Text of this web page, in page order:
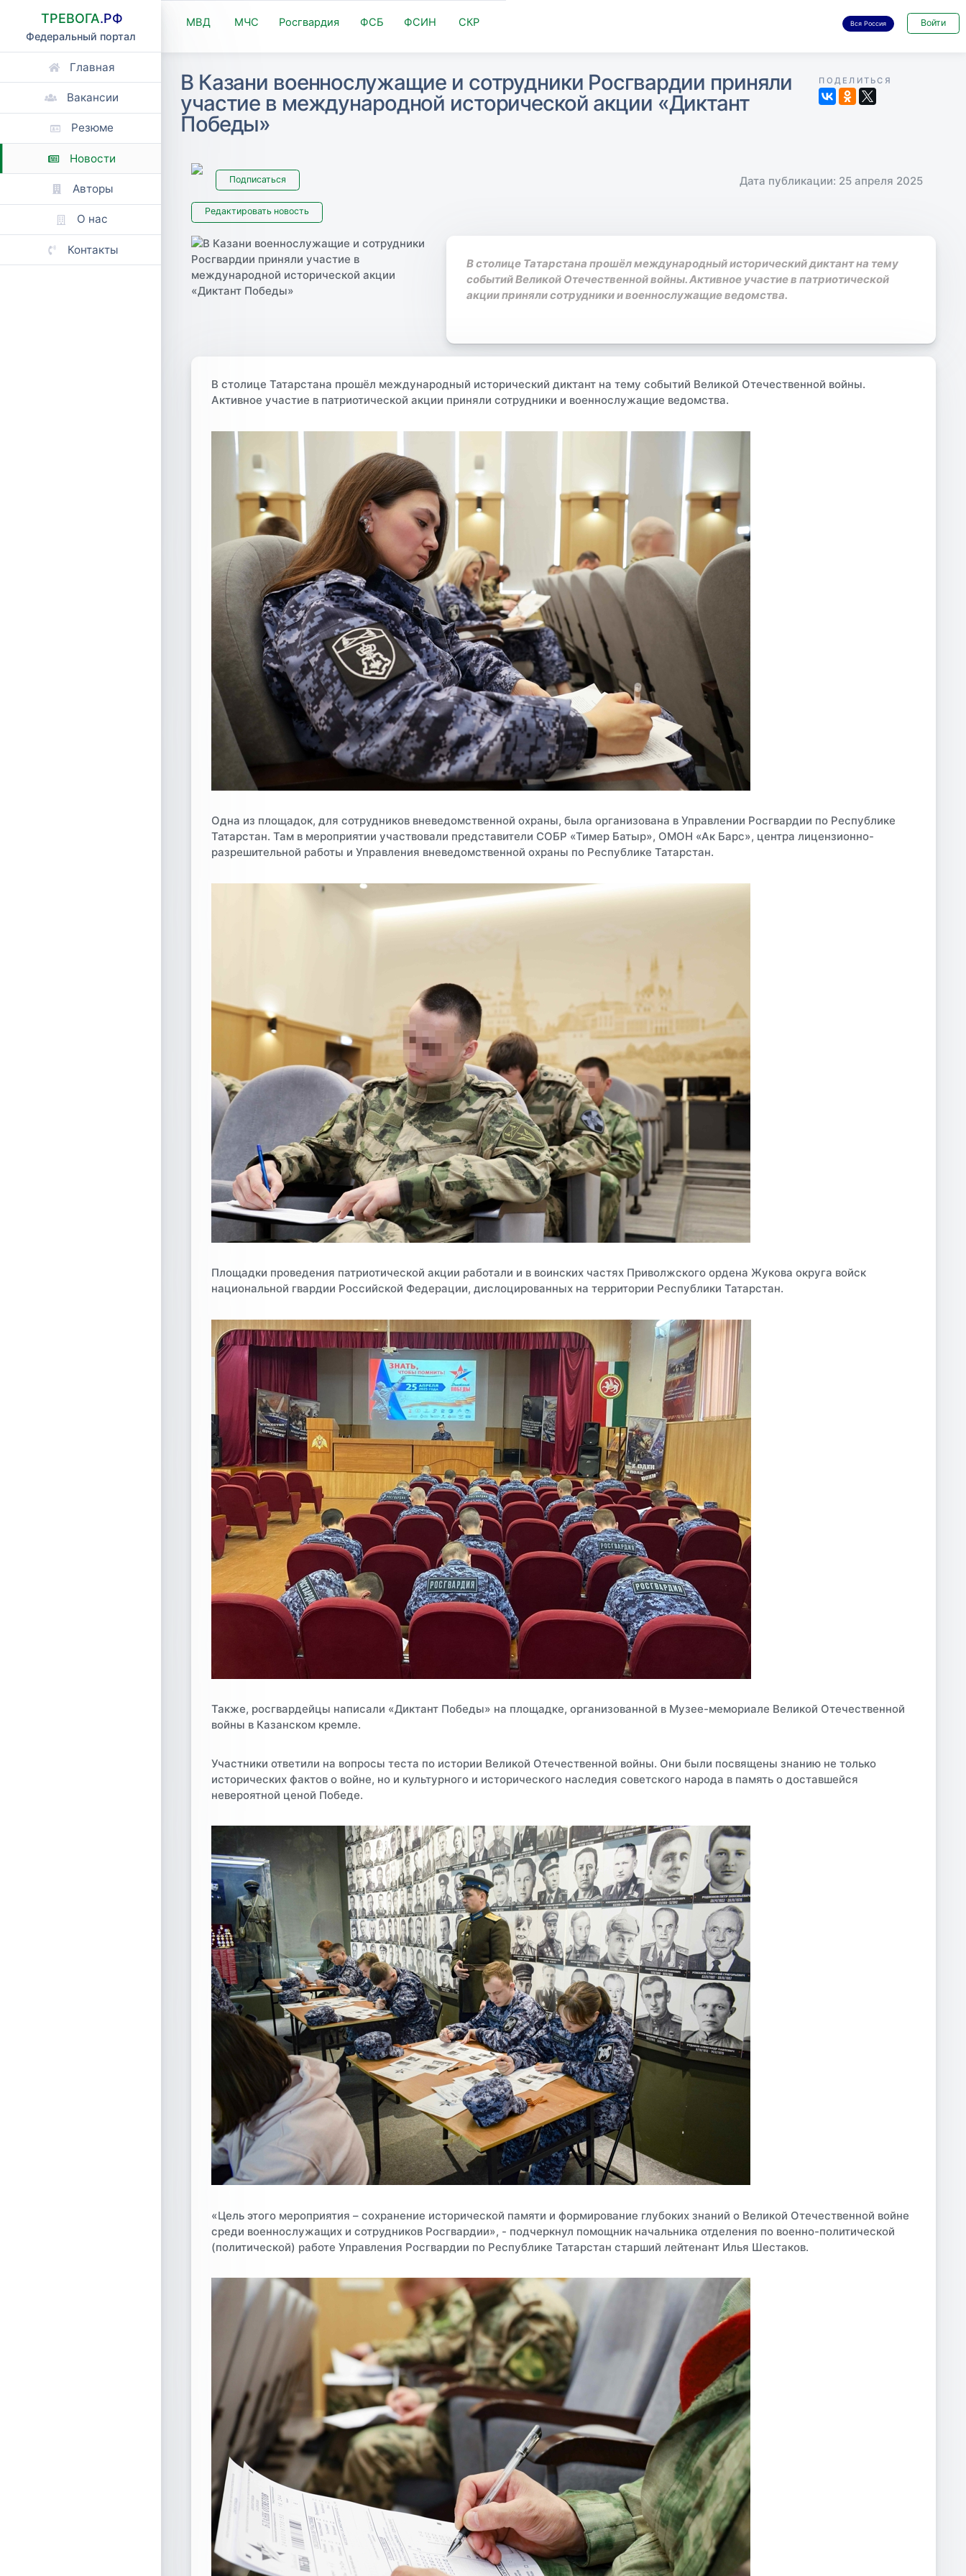
ТРЕВОГА.РФ
Федеральный портал
Главная
Вакансии
Резюме
Новости
Авторы
О нас
Контакты
МВД МЧС Росгвардия ФСБ ФСИН СКР Вся Россия Войти
В Казани военнослужащие и сотрудники Росгвардии приняли
участие в международной исторической акции «Диктант
Победы»
ПОДЕЛИТЬСЯ
Подписаться Дата публикации: 25 апреля 2025
Редактировать новость
В столице Татарстана прошёл международный исторический диктант на тему
событий Великой Отечественной войны. Активное участие в патриотической
акции приняли сотрудники и военнослужащие ведомства.
В столице Татарстана прошёл международный исторический диктант на тему событий Великой Отечественной войны.
Активное участие в патриотической акции приняли сотрудники и военнослужащие ведомства.
Одна из площадок, для сотрудников вневедомственной охраны, была организована в Управлении Росгвардии по Республике
Татарстан. Там в мероприятии участвовали представители СОБР «Тимер Батыр», ОМОН «Ак Барс», центра лицензионно-
разрешительной работы и Управления вневедомственной охраны по Республике Татарстан.
Площадки проведения патриотической акции работали и в воинских частях Приволжского ордена Жукова округа войск
национальной гвардии Российской Федерации, дислоцированных на территории Республики Татарстан.
Также, росгвардейцы написали «Диктант Победы» на площадке, организованной в Музее-мемориале Великой Отечественной
войны в Казанском кремле.
Участники ответили на вопросы теста по истории Великой Отечественной войны. Они были посвящены знанию не только
исторических фактов о войне, но и культурного и исторического наследия советского народа в память о доставшейся
невероятной ценой Победе.
«Цель этого мероприятия – сохранение исторической памяти и формирование глубоких знаний о Великой Отечественной войне
среди воeннослужащих и сотрудников Росгвардии», - подчеркнул помощник начальника отделения по военно-политической
(политической) работе Управления Росгвардии по Республике Татарстан старший лейтенант Илья Шестаков.